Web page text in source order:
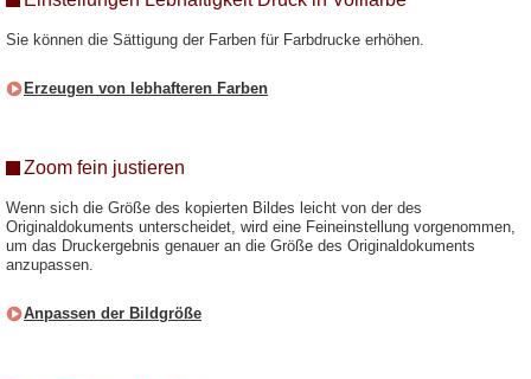
Sie können die Sättigung der Farben für Farbdrucke erhöhen.
Erzeugen von lebhafteren Farben
Zoom fein justieren
Wenn sich die Größe des kopierten Bildes leicht von der des
Originaldokuments unterscheidet, wird eine Feineinstellung vorgenommen,
um das Druckergebnis genauer an die Größe des Originaldokuments
anzupassen.
Anpassen der Bildgröße